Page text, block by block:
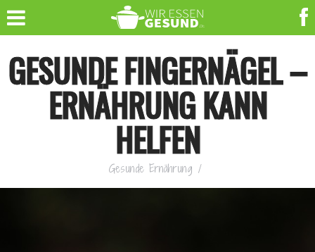
GESUNDE FINGERNÄGEL –
ERNÄHRUNG KANN
HELFEN
Gesunde Ernährung /